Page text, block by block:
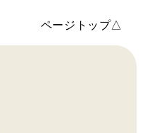
ページトップ△